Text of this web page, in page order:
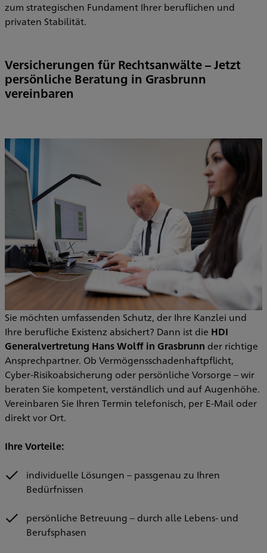
zum strategischen Fundament Ihrer beruflichen und
privaten Stabilität.
Versicherungen für Rechtsanwälte – Jetzt
persönliche Beratung in Grasbrunn
vereinbaren
Sie möchten umfassenden Schutz, der Ihre Kanzlei und
Ihre berufliche Existenz absichert? Dann ist die HDI
Generalvertretung Hans Wolff in Grasbrunn der richtige
Ansprechpartner. Ob Vermögensschadenhaftpflicht,
Cyber-Risikoabsicherung oder persönliche Vorsorge – wir
beraten Sie kompetent, verständlich und auf Augenhöhe.
Vereinbaren Sie Ihren Termin telefonisch, per E-Mail oder
direkt vor Ort.
Ihre Vorteile:
individuelle Lösungen – passgenau zu Ihren
Bedürfnissen
persönliche Betreuung – durch alle Lebens- und
Berufsphasen